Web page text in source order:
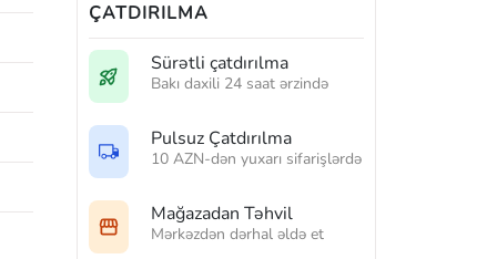
ÇATDIRILMA
Sürətli çatdırılma
Bakı daxili 24 saat ərzində
Pulsuz Çatdırılma
10 AZN-dən yuxarı sifarişlərdə
Mağazadan Təhvil
Mərkəzdən dərhal əldə et